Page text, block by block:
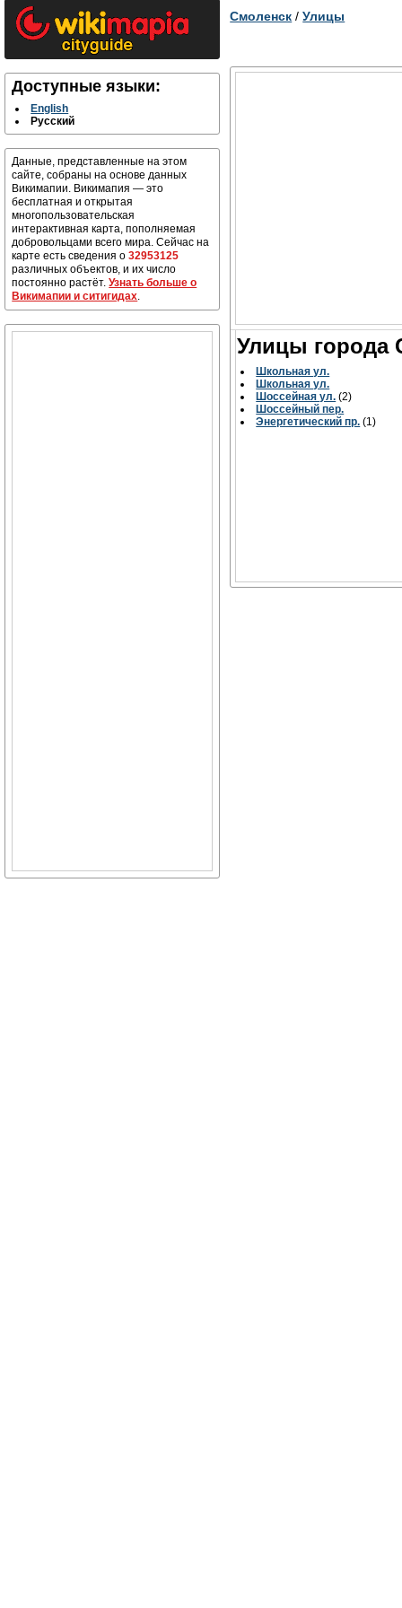
Доступные языки:
English
Русский
Данные, представленные на этом
сайте, собраны на основе данных
Викимапии. Викимапия — это
бесплатная и открытая
многопользовательская
интерактивная карта, пополняемая
добровольцами всего мира. Сейчас на
карте есть сведения о32953125
различных объектов, и их число
постоянно растёт.Узнать больше о
Викимапии и ситигидах.
Смоленск /Улицы
Улицы города
Школьная ул.
Школьная ул.
Шоссейная ул. (2)
Шоссейный пер.
Энергетический пр. (1)